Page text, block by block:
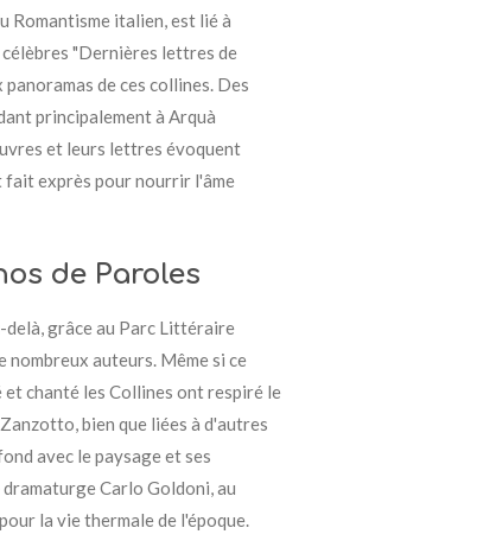
Romantisme italien, est lié à
"Dernières lettres de
de ces collines. Des
principalement à Arquà
et leurs lettres évoquent
fait exprès pour nourrir l'âme
de Paroles
delà, grâce au Parc Littéraire
auteurs. Même si ce
chanté les Collines ont respiré le
bien que liées à d'autres
avec le paysage et ses
Carlo Goldoni, au
la vie thermale de l'époque.